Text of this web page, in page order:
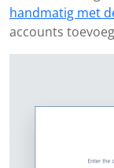
handmatig met
accounts